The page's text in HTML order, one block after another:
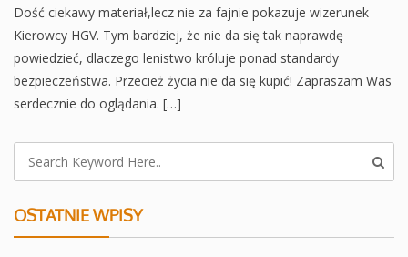
Dość ciekawy materiał,lecz nie za fajnie pokazuje wizerunek
Kierowcy HGV. Tym bardziej, że nie da się tak naprawdę
powiedzieć, dlaczego lenistwo króluje ponad standardy
bezpieczeństwa. Przecież życia nie da się kupić! Zapraszam Was
serdecznie do oglądania. […]
OSTATNIE WPISY